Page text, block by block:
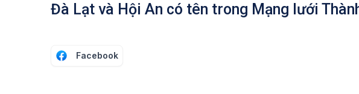
Đà Lạt và Hội An có tên trong Mạng lưới
Facebook